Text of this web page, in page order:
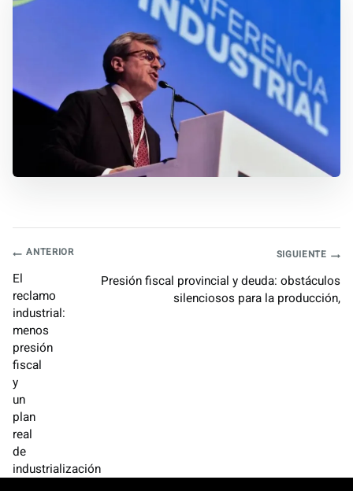
Navegación
de
entradas
ANTERIOR
El
reclamo
industrial:
menos
presión
fiscal
y
un
plan
real
de
industrialización
SIGUIENTE
Presión fiscal provincial y deuda: obstáculos
silenciosos para la producción,